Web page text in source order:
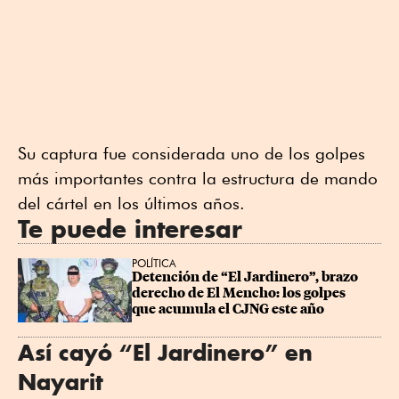
Su captura fue considerada uno de los golpes
más importantes contra la estructura de mando
del cártel en los últimos años.
Te puede interesar
POLÍTICA
Detención de “El Jardinero”, brazo
derecho de El Mencho: los golpes
que acumula el CJNG este año
Así cayó “El Jardinero” en
Nayarit